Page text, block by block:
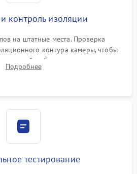
контроль изоляции
на штатные места. Проверка
контура камеры, чтобы
кухонной мебели и потерю тепла.
клемм и сборка корпуса шкафа.
Подробнее
тестирование